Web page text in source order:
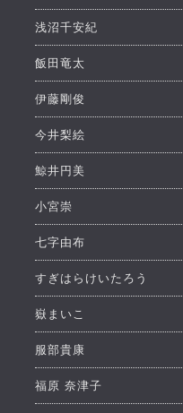
浅沼千安紀
飯田竜太
伊藤剛俊
今井梨絵
鯨井円美
小宮崇
七字由布
すぎはらけいたろう
嶽まいこ
服部貴康
福原 奈津子